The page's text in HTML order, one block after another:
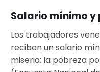
Salario mínimo y
Los trabajadores
reciben un salario
miseria; la pobreza